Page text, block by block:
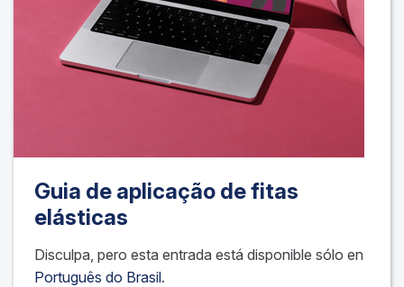
Guia de aplicação de fitas
elásticas
Disculpa, pero esta entrada está disponible sólo en
Português do Brasil.